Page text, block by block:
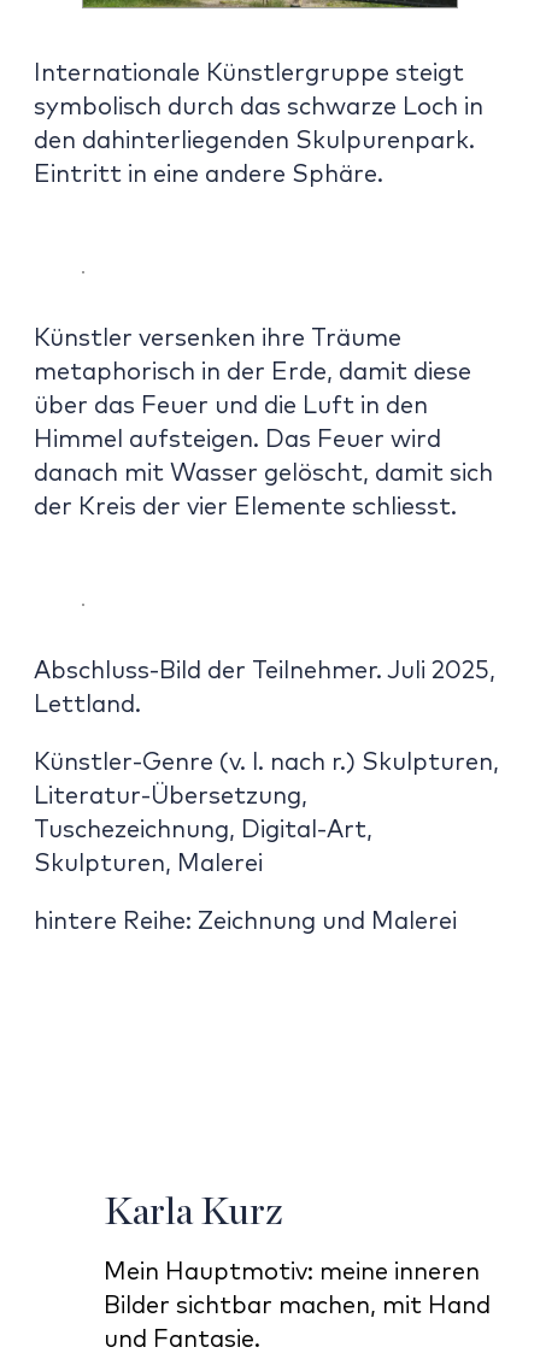
Internationale Künstlergruppe steigt
symbolisch durch das schwarze Loch in
den dahinterliegenden Skulpurenpark.
Eintritt in eine andere Sphäre.
Künstler versenken ihre Träume
metaphorisch in der Erde, damit diese
über das Feuer und die Luft in den
Himmel aufsteigen. Das Feuer wird
danach mit Wasser gelöscht, damit sich
der Kreis der vier Elemente schliesst.
Abschluss-Bild der Teilnehmer. Juli 2025,
Lettland.
Künstler-Genre (v. l. nach r.) Skulpturen,
Literatur-Übersetzung,
Tuschezeichnung, Digital-Art,
Skulpturen, Malerei
hintere Reihe: Zeichnung und Malerei
Karla Kurz
Mein Hauptmotiv: meine inneren
Bilder sichtbar machen, mit Hand
und Fantasie.